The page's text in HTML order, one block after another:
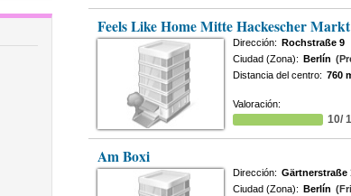
Feels Like Home Mitte Hackescher
Dirección: Rochstraße 9
Ciudad (Zona): Berlín
Distancia del centro: 760
Valoración:
10/
Am Boxi
Dirección: Gärtnerstraße
Ciudad (Zona): Berlín